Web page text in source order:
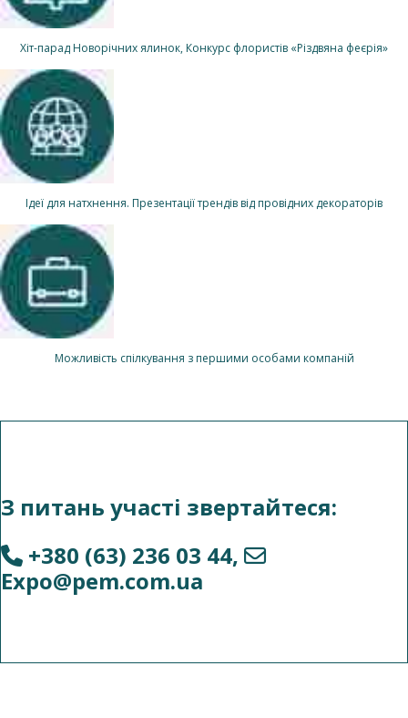
Хіт-парад Новорічних ялинок, Конкурс флористів «Різдвяна феєрія»
Ідеї для натхнення. Презентації трендів від провідних декораторів
Можливість спілкування з першими особами компаній
З питань участі звертайтеся:
+380 (63) 236 03 44,
Expo@pem.com.ua